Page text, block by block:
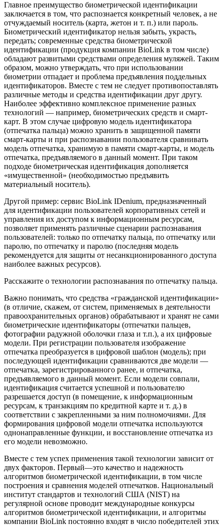
Главное преимущество биометрической идентификации
заключается в том, что распознается конкретный человек, а не
отчуждаемый носитель (карта, жетон и т. п.) или пароль.
Биометрический идентификатор нельзя забыть, украсть,
передать; современные средства биометрической
идентификации (продукция компании BioLink в том числе)
обладают развитыми средствами определения муляжей. Таким
образом, можно утверждать, что при использовании
биометрии отпадает и проблема предъявления поддельных
идентификаторов. Вместе с тем не следует противопоставлять
различные методы и средства идентификации друг другу.
Наиболее эффективно комплексное применение разных
технологий — например, биометрических средств и смарт-
карт. В этом случае цифровую модель идентификатора
(отпечатка пальца) можно хранить в защищенной памяти
смарт-карты и при распознавании пользователя сравнивать
модель отпечатка, хранимую в памяти смарт-карты, и модель
отпечатка, предъявляемого в данный момент. При таком
подходе биометрическая идентификация дополняется
«имущественной» (необходимостью предъявить
материальный носитель).
Другой пример: сервис BioLink IDenium, предназначенный
для идентификации пользователей корпоративных сетей и
управления их доступом к информационным ресурсам,
позволяет применять различные сценарии распознавания
пользователей: только по отпечатку пальца, по отпечатку или
паролю, по отпечатку и паролю (последняя модель
рекомендуется для защиты от несанкционированного доступа
наиболее важных ресурсов).
Расскажите о технологии распознавания по отпечатку пальца.
Важно понимать, что средства «гражданской идентификации»
(в отличие, скажем, от систем, применяемых в деятельности
правоохранительных органов) обрабатывают и хранят не сами
биометрические идентификаторы (отпечатки пальцев,
фотографии радужной оболочки глаза и т.п.), а их цифровые
модели. При регистрации пользователя изображение
отпечатка преобразуется в цифровой шаблон (модель); при
последующей идентификации сравниваются две модели —
отпечатка, зарегистрированного ранее, и отпечатка,
предъявляемого в данный момент. Если модели совпали,
идентификация считается успешной и пользователю
разрешается доступ (в помещение, к информационным
ресурсам, к транзакциям по кредитной карте и т. д.) в
соответствии с закрепленными за ним полномочиями. Для
формирования цифровой модели отпечатка используются
однонаправленные функции, и восстановление отпечатка из
его модели невозможно.
Вместе с тем успех применения такой технологии зависит от
двух факторов. Первый—это качество и надежность
алгоритмов биометрической идентификации, в том числе
построения и сравнения моделей отпечатков. Национальный
институт стандартов и технологий США (NIST) на
регулярной основе проводит международные конкурсы
алгоритмов биометрической идентификации, и алгоритмы
компании BioLink постоянно входят в число победителей этих